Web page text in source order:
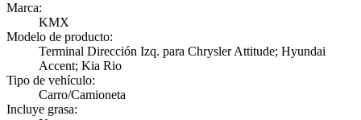
Marca:
KMX
Modelo de producto:
Terminal Dirección Izq. para Chrysler Attitude; Hyundai
Accent; Kia Rio
Tipo de vehículo:
Carro/Camioneta
Incluye grasa: